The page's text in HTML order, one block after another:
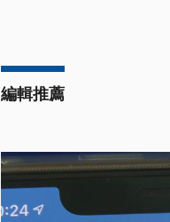
編輯推薦